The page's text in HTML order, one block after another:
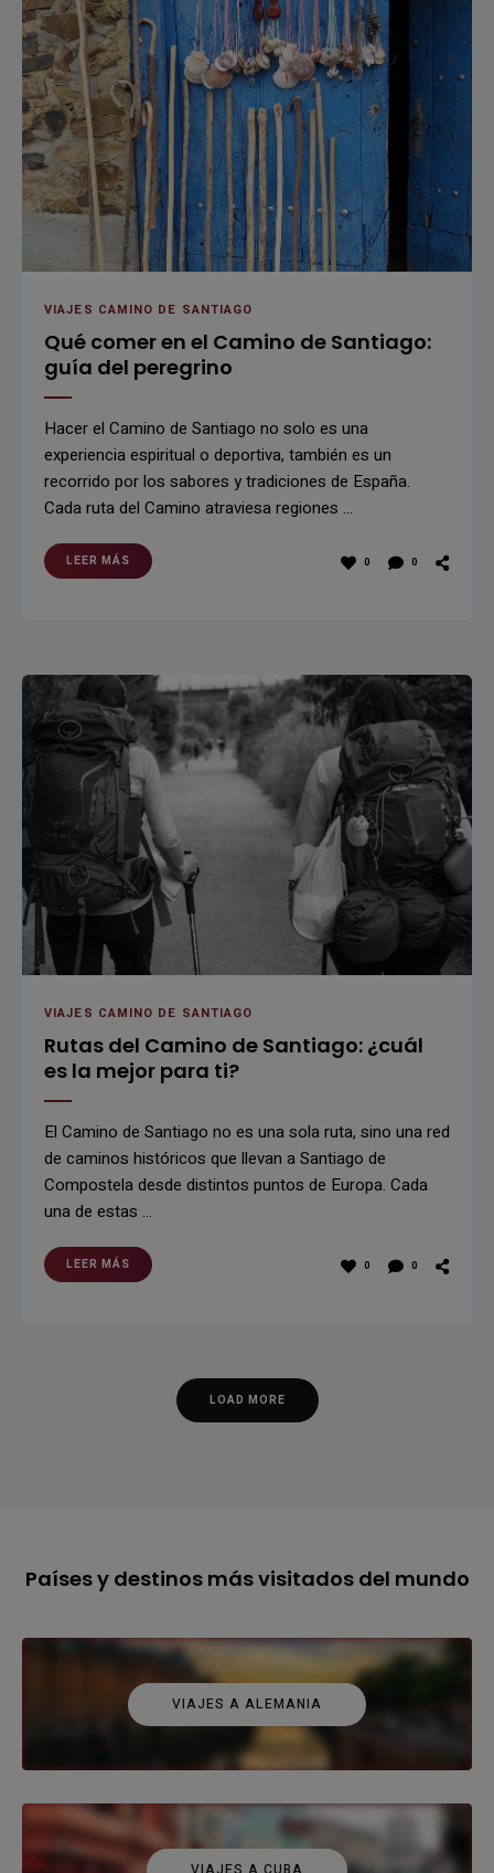
VIAJES CAMINO DE SANTIAGO
Qué comer en el Camino de Santiago:
guía del peregrino
Hacer el Camino de Santiago no solo es una
experiencia espiritual o deportiva, también es un
recorrido por los sabores y tradiciones de España.
Cada ruta del Camino atraviesa regiones …
LEER MÁS 0 0
VIAJES CAMINO DE SANTIAGO
Rutas del Camino de Santiago: ¿cuál
es la mejor para ti?
El Camino de Santiago no es una sola ruta, sino una red
de caminos históricos que llevan a Santiago de
Compostela desde distintos puntos de Europa. Cada
una de estas …
LEER MÁS 0 0
LOAD MORE
Países y destinos más visitados del mundo
VIAJES A ALEMANIA
VIAJES A CUBA